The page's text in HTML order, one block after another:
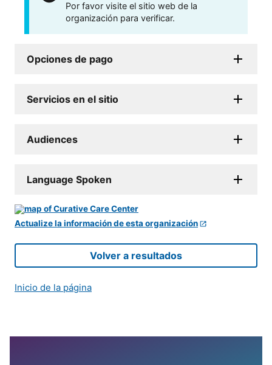
Por favor visite el sitio web de la
organización para verificar.
Opciones de pago
Servicios en el sitio
Audiences
Language Spoken
Actualize la información de esta organización
Volver a resultados
Inicio de la página